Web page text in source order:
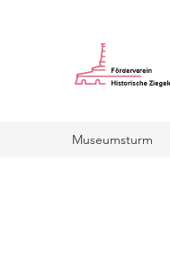
Museumsturm